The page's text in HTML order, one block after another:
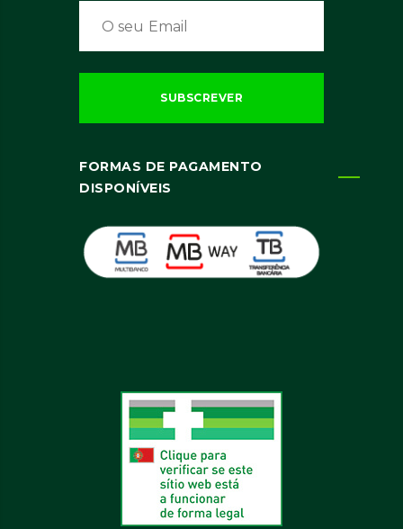
FORMAS DE PAGAMENTO
DISPONÍVEIS